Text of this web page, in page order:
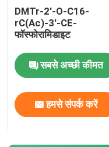
DMTr-2'-O-C16-
rC(Ac)-3'-CE-
फॉस्फोरामिडाइट
सबसे अच्छी कीमत
हमसे संपर्क करें